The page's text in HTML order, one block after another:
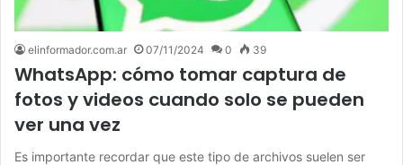
elinformador.com.ar 07/11/2024 0 39
WhatsApp: cómo tomar captura de
fotos y videos cuando solo se pueden
ver una vez
Es importante recordar que este tipo de archivos suelen ser